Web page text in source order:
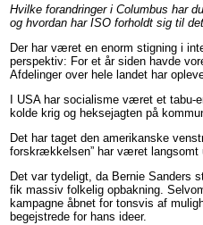
Hvilke forandringer i Columbus har
og hvordan har ISO forholdt sig til
Der har været en enorm stigning i
perspektiv: For et år siden havde
Afdelinger over hele landet har
I USA har socialisme været et
kolde krig og heksejagten på
Det har taget den amerikanske
forskrækkelsen” har været langsomt
Det var tydeligt, da Bernie Sanders
fik massiv folkelig opbakning.
kampagne åbnet for tonsvis af
begejstrede for hans ideer.